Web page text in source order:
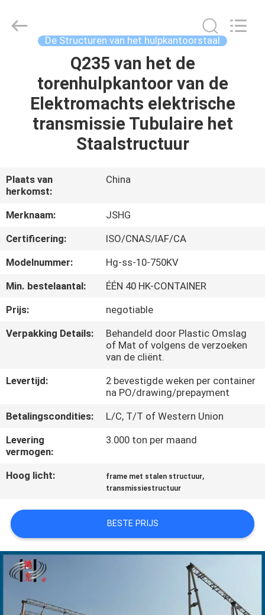
PRODUCTEN
VR-
SHOW
ONGEVEER
ONS
FABRIEKSREIS
KWALITEITSCONTROLE
ONS
NIEUWS
VERZOEK
OM EEN
SITEMAP
PRIVACYBELEID
co.,ltd.
De Structuren van het hulpkantoorstaal
Q235 van het de
torenhulpkantoor van de
Elektromachts elektrische
transmissie Tubulaire het
Staalstructuur
Plaats van
herkomst:
China
Merknaam:
JSHG
Certificering:
ISO/CNAS/IAF/CA
Modelnummer:
Hg-ss-10-750KV
Min. bestelaantal:
ÉÉN 40 HK-CONTAINER
Prijs:
negotiable
Verpakking Details:
Behandeld door Plastic Omslag
of Mat of volgens de verzoeken
van de cliënt.
Levertijd:
2 bevestigde weken per container
na PO/drawing/prepayment
Betalingscondities:
L/C, T/T of Western Union
Levering
vermogen:
3.000 ton per maand
Hoog licht: frame met stalen structuur,
transmissiestructuur
BESTE PRIJS